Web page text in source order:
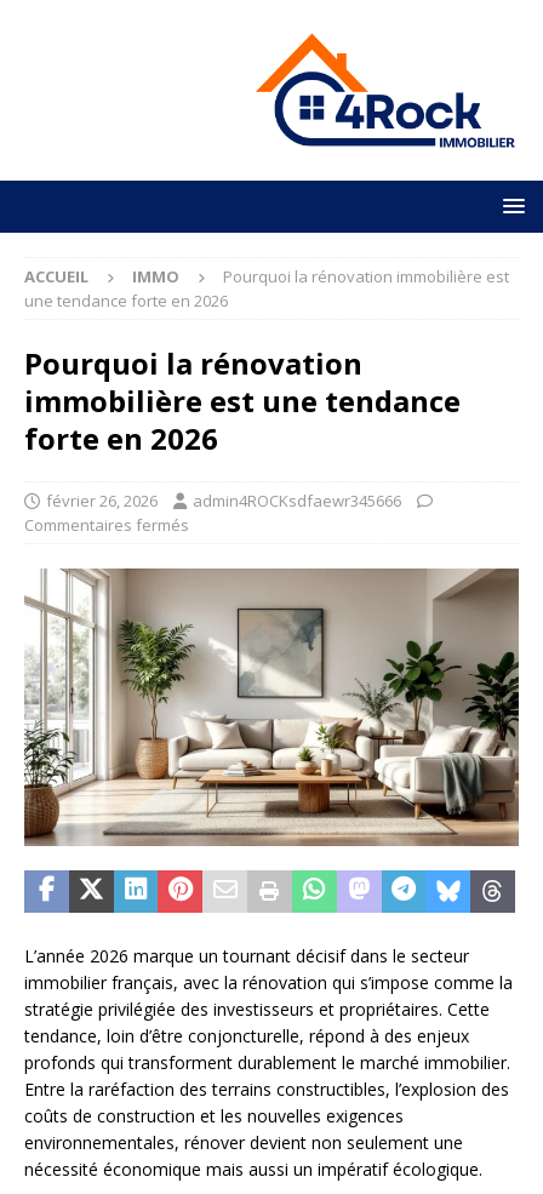
ACCUEIL IMMO
Pourquoi la rénovation immobilière est
une tendance forte en 2026
Pourquoi la rénovation
immobilière est une tendance
forte en 2026
février 26, 2026
admin4ROCKsdfaewr345666
Commentaires fermés
L’année 2026 marque un tournant décisif dans le secteur
immobilier français, avec la rénovation qui s’impose comme la
stratégie privilégiée des investisseurs et propriétaires. Cette
tendance, loin d’être conjoncturelle, répond à des enjeux
profonds qui transforment durablement le marché immobilier.
Entre la raréfaction des terrains constructibles, l’explosion des
coûts de construction et les nouvelles exigences
environnementales, rénover devient non seulement une
nécessité économique mais aussi un impératif écologique.